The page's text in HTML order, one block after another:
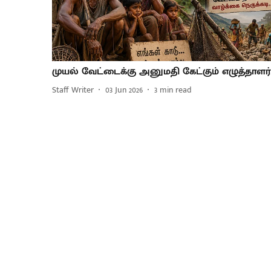
முயல் வேட்டைக்கு அனுமதி கேட்கும்
Staff Writer 03 Jun 2026 3 min read